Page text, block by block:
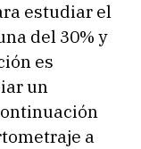
estudiar el
del 30% y
es
un
a